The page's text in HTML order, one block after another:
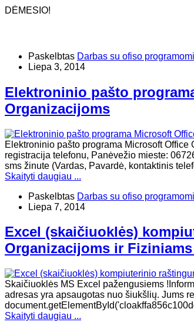
DĖMESIO!
Paskelbtas Darbas su ofiso
Liepa 3, 2014
Elektroninio pašto
Organizacijoms
Elektroninio pašto programa Microsoft
registracija telefonu, Panėvežio mieste:
sms žinute (Vardas, Pavardė, kontaktinis
Skaityti daugiau ...
Paskelbtas Darbas su ofiso
Liepa 7, 2014
Excel (skaičiuoklės)
Organizacijoms ir
Skaičiuoklės MS Excel pažengusiems
adresas yra apsaugotas nuo šiukšlių. Jums
Skaityti daugiau ...